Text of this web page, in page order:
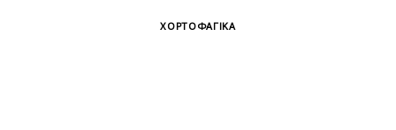
ΧΟΡΤΟΦΑΓΙΚΑ